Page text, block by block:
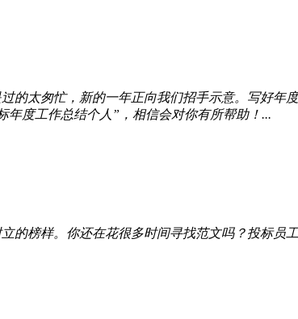
的太匆忙，新的一年正向我们招手示意。写好
度工作总结个人”，相信会对你有所帮助！...
的榜样。你还在花很多时间寻找范文吗？投标员